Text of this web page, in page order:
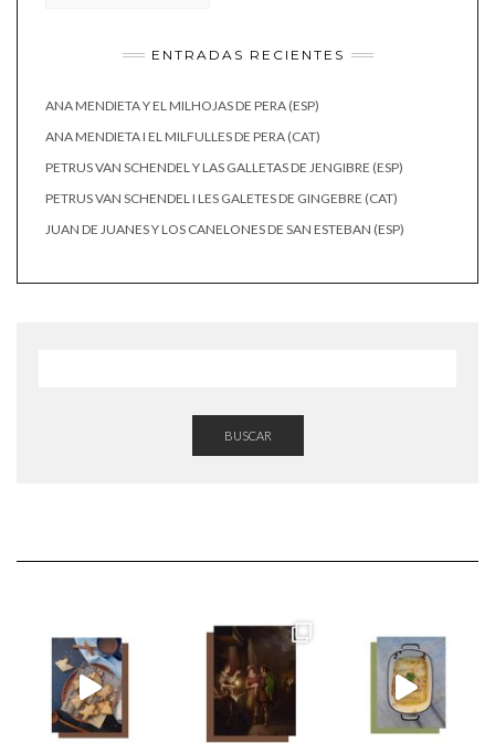
ENTRADAS RECIENTES
ANA MENDIETA Y EL MILHOJAS DE PERA (ESP)
ANA MENDIETA I EL MILFULLES DE PERA (CAT)
PETRUS VAN SCHENDEL Y LAS GALLETAS DE JENGIBRE (ESP)
PETRUS VAN SCHENDEL I LES GALETES DE GINGEBRE (CAT)
JUAN DE JUANES Y LOS CANELONES DE SAN ESTEBAN (ESP)
BUSCAR